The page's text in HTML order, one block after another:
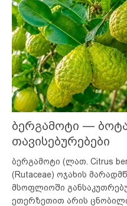
ბერგამოტი —
თავისებურებები
ბერგამოტი (ლათ. Citrus
(Rutaceae) ოჯახის
მსოფლიოში
ეთერზეთით არის